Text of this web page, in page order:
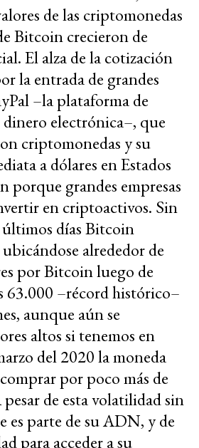
de las criptomonedas
Bitcoin crecieron de
El alza de la cotización
la entrada de grandes
–la plataforma de
electrónica–, que
criptomonedas y su
a dólares en Estados
porque grandes empresas
en criptoactivos. Sin
últimos días Bitcoin
alrededor de
por Bitcoin luego de
63.000 –récord histórico–
aunque aún se
altos si tenemos en
del 2020 la moneda
por poco más de
de esta volatilidad sin
es parte de su ADN, y de
para acceder a su